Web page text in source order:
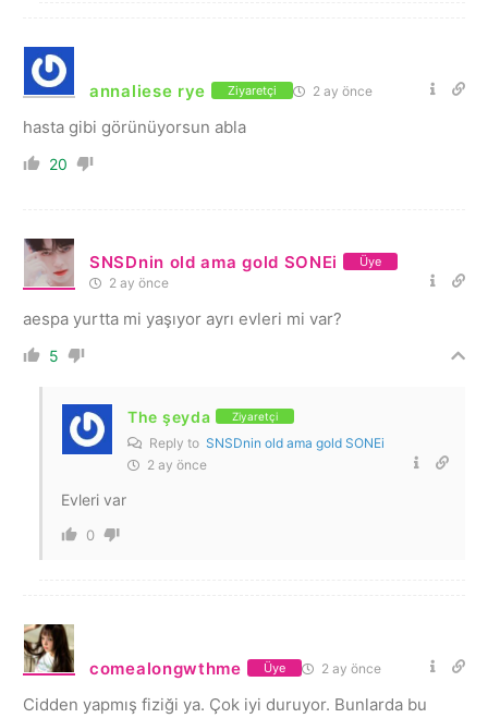
annaliese rye Ziyaretçi 2 ay önce
hasta gibi görünüyorsun abla
20
SNSDnin old ama gold SONEi Üye
2 ay önce
aespa yurtta mi yaşıyor ayrı evleri mi var?
5
The şeyda Ziyaretçi
Reply to SNSDnin old ama gold SONEi
2 ay önce
Evleri var
0
comealongwthme Üye 2 ay önce
Cidden yapmış fiziği ya. Çok iyi duruyor. Bunlarda bu